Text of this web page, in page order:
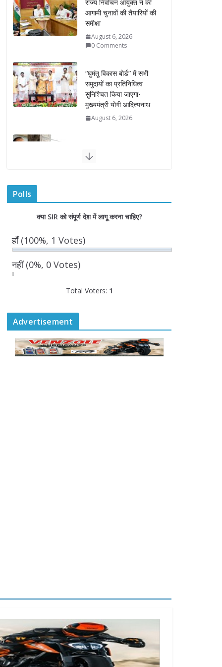
“घुमंतू विकास बोर्ड” में सभी
समुदायों का प्रतिनिधित्व
सुनिश्चित किया जाएगा-
मुख्यमंत्री योगी आदित्यनाथ
August 6, 2026
सदन में उजागर हुआ सपा का
दलित-पिछड़ा, युवा, गरीब,
किसान, महिला विरोधी चरित्र-
सीएम योगी
August 6, 2026
उत्कृष्ट सेवाओं के लिए
“भैराना धाम आंदोलन” हुआ
समाप्त, प्रशासन और धाम में
0 Comments
आगामी चुनावों की तैयारियों की
Polls
क्या SIR को संपूर्ण देश में लागू करना चाहिए?
हाँ(100%, 1 Votes)
नहीं(0%, 0 Votes)
Total Voters: 1
Advertisement